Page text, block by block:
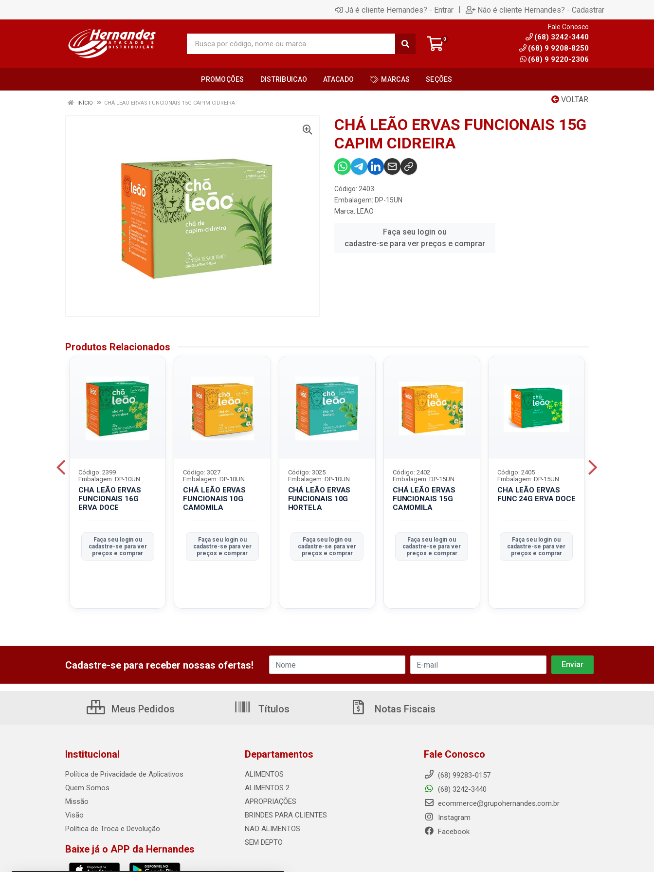
Já é cliente Hernandes? - Entrar | Não é cliente Hernandes? - Cadastrar
0
Fale Conosco
(68) 3242-3440
(68) 9 9208-8250
(68) 9 9220-2306
PROMOÇÕES DISTRIBUICAO ATACADO MARCAS SEÇÕES
VOLTAR
INÍCIO CHÁ LEAO ERVAS FUNCIONAIS 15G CAPIM CIDREIRA
CHÁ LEÃO ERVAS FUNCIONAIS 15G
CAPIM CIDREIRA
Código: 2403
Embalagem: DP-15UN
Marca:
LEAO
Faça seu login ou
cadastre-se para ver preços e comprar
Produtos Relacionados
CHA LEÃO ERVAS
FUNCIONAIS 16G
ERVA DOCE
Código: 2399
Embalagem: DP-10UN
Faça seu login ou
cadastre-se para ver
preços e comprar
CHÁ LEÃO ERVAS
FUNCIONAIS 10G
CAMOMILA
Código: 3027
Embalagem: DP-10UN
Faça seu login ou
cadastre-se para ver
preços e comprar
CHÁ LEÃO ERVAS
FUNCIONAIS 10G
HORTELA
Código: 3025
Embalagem: DP-10UN
Faça seu login ou
cadastre-se para ver
preços e comprar
CHÁ LEÃO ERVAS
FUNCIONAIS 15G
CAMOMILA
Código: 2402
Embalagem: DP-15UN
Faça seu login ou
cadastre-se para ver
preços e comprar
CHA LEÃO ERVAS
FUNC 24G ERVA DOCE
Código: 2405
Embalagem: DP-15UN
Faça seu login ou
cadastre-se para ver
preços e comprar
Cadastre-se para receber nossas ofertas!
Meus Pedidos Títulos Notas Fiscais
Institucional
Política de Privacidade de Aplicativos
Quem Somos
Missão
Visão
Política de Troca e Devolução
Baixe já o APP da Hernandes
Departamentos
ALIMENTOS
ALIMENTOS 2
APROPRIAÇÕES
BRINDES PARA CLIENTES
NAO ALIMENTOS
SEM DEPTO
Fale Conosco
(68) 99283-0157
(68) 3242-3440
ecommerce@grupohernandes.com.br
Instagram
Facebook